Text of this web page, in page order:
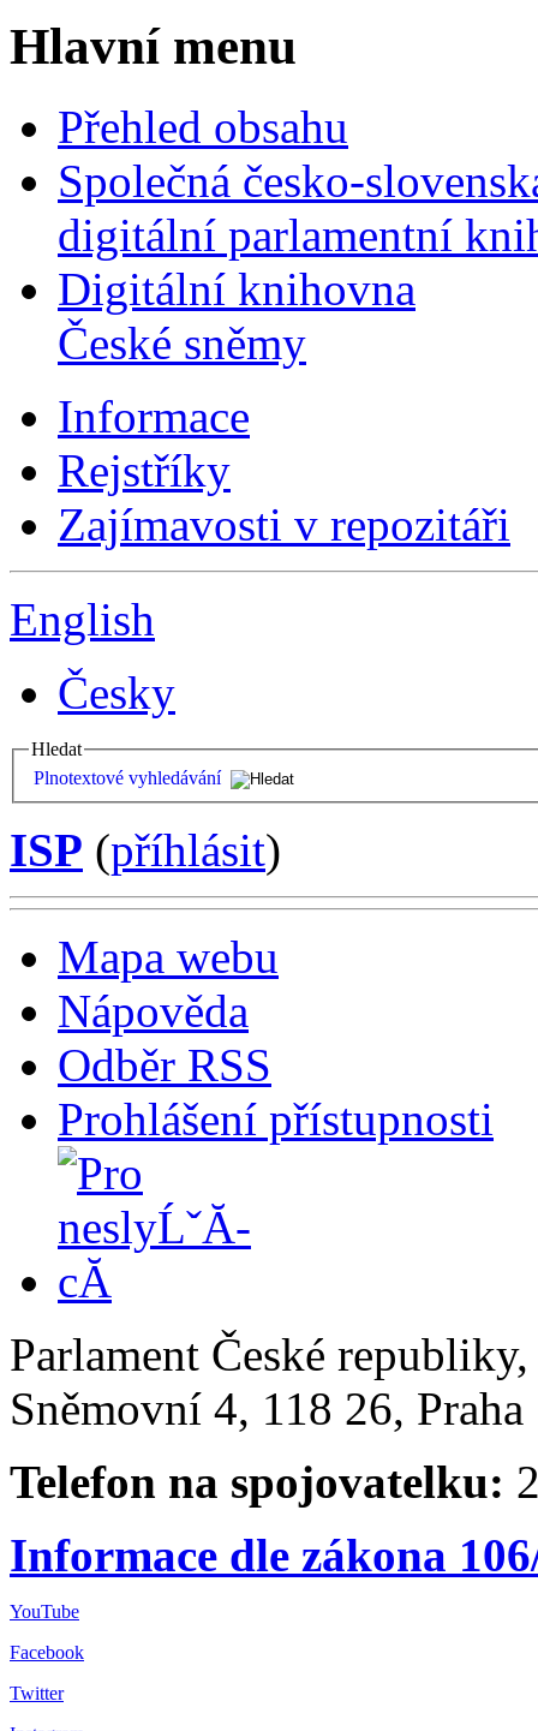
Hlavní menu
Přehled obsahu
Společná česko-
digitální parlamentní
Digitální knihovna
České sněmy
Informace
Rejstříky
Zajímavosti v repozitáři
English
Česky
Hledat
Plnotextové vyhledávání
ISP (příhlásit)
Mapa webu
Nápověda
Odběr RSS
Prohlášení přístupnosti
Parlament České
Sněmovní 4, 118 26,
Telefon na spojovatelku:
Informace dle zákona
YouTube
Facebook
Twitter